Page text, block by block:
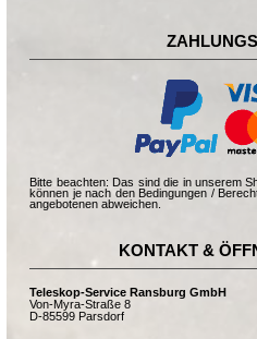
Bitte beachten: Das sind die in unserem
können je nach den Bedingungen /
angebotenen abweichen.
KONTAKT &
Teleskop-Service Ransburg GmbH
Von-Myra-Straße 8
D-85599 Parsdorf